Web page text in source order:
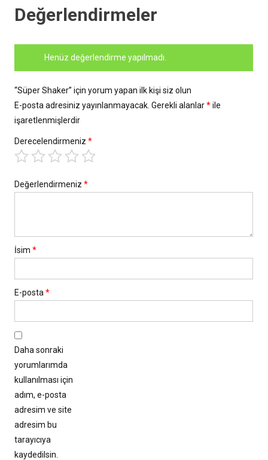
Değerlendirmeler
Henüz değerlendirme yapılmadı.
“Süper Shaker” için yorum yapan ilk kişi siz olun
E-posta adresiniz yayınlanmayacak. Gerekli alanlar*ile
işaretlenmişlerdir
Derecelendirmeniz*
Değerlendirmeniz*
İsim*
E-posta*
Daha sonraki
yorumlarımda
kullanılması için
adım, e-posta
adresim ve site
adresim bu
tarayıcıya
kaydedilsin.